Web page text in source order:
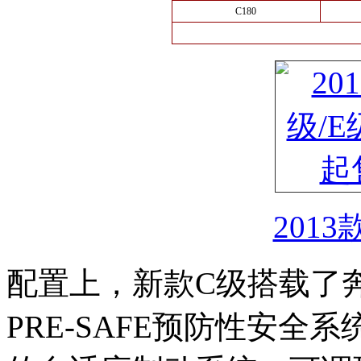
C180
2013
配置上，新款C级搭载了
PRE-SAFE预防性安全